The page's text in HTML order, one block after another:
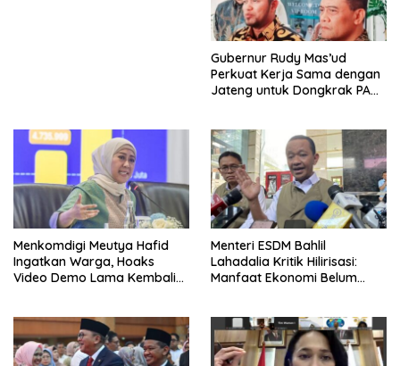
Gubernur Rudy Mas’ud
Perkuat Kerja Sama dengan
Jateng untuk Dongkrak PAD
Menkomdigi Meutya Hafid
Ingatkan Warga, Hoaks
Video Demo Lama Kembali
Menteri ESDM Bahlil
Lahadalia Kritik Hilirisasi:
Manfaat Ekonomi Belum